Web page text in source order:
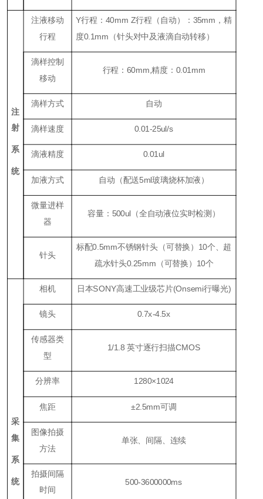
注
射
系
统
注液移动
行程
Y行程：40mm Z行程（ 自动）：35mm，精
度0.1mm（针头对中及液滴自动转移）
滴样控制
移动
行程：60mm,精度：0.01mm
滴样方式 自动
滴样速度 0.01-25ul/s
滴液精度 0.01ul
加液方式 自动（配送5ml玻璃烧杯加液）
微量进样
器
容量：500ul（全自动液位实时检测）
针头
标配0.5mm不锈钢针头（可替换）10个、超
疏水针头0.25mm（可替换）10个
采
集
系
统
相机 日本SONY高速工业级芯片(Onsemi行曝光)
镜头 0.7x-4.5x
传感器类
型
1/1.8 英寸逐行扫描CMOS
分辨率 1280×1024
焦距 ±2.5mm可调
图像拍摄
方法
单张、间隔、连续
拍摄间隔
时间
500-3600000ms